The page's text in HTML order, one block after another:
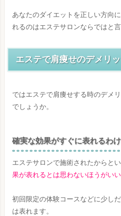
あなたのダイエットを正しい方向
れるのはエステサロンならではと言
エステで肩痩せのデメリ
ではエステで肩痩せする時のデメ
でしょうか。
確実な効果がすぐに表れるわ
エステサロンで施術されたからとい
果が表れるとは思わないほうがいい
初回限定の体験コースなどに少し
は表れます。